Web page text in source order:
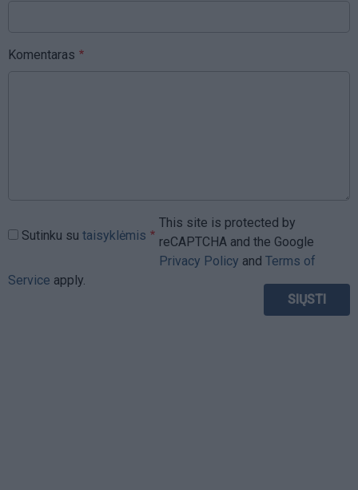
Komentaras
Sutinku su taisyklėmis
This site is protected by
reCAPTCHA and the Google
Privacy Policy and Terms of
Service apply.